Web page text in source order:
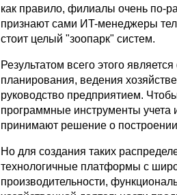
как правило, филиалы очень по-
признают сами ИT-менеджеры
стоит целый "зоопарк" систем.
Результатом всего этого
планирования, ведения
руководство предприятием.
программные инструменты учета
принимают решение о
Но для создания таких
технологичные платформы с
производительности,